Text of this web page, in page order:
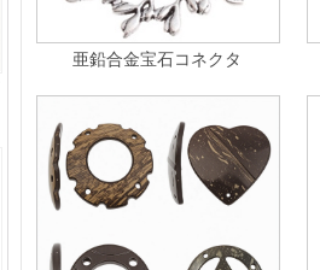
亜鉛合金宝石コネクタ